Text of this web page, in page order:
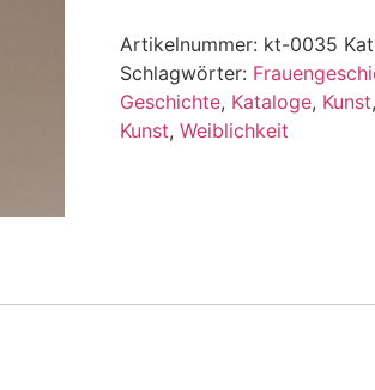
Artikelnummer: kt-0035
Schlagwörter:
Geschichte, Kataloge, Kunst,
Kunst, Weiblichkeit